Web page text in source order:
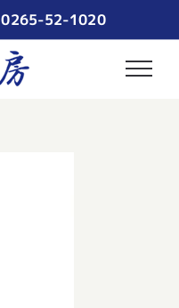
0265-52-1020